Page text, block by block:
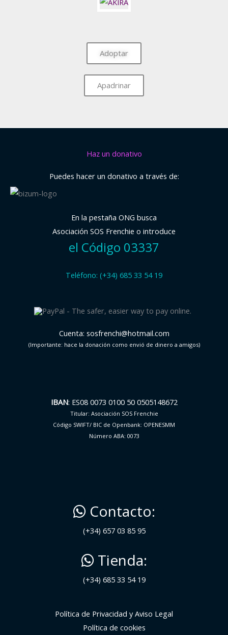
Adoptar
Apadrinar
Haz un donativo
Puedes hacer un donativo a través de:
En la pestaña ONG busca
Asociación SOS Frenchie o introduce
el Código 03337
Teléfono: (+34) 685 33 54 19
Cuenta: sosfrenchi@hotmail.com
(Importante: hace la donación como envió de dinero a amigos)
IBAN: ES08 0073 0100 50 0505148672
Titular: Asociación SOS Frenchie
Código SWIFT/ BIC de Openbank: OPENESMM
Número ABA: 0073
Contacto:
(+34) 657 03 85 95
Tienda:
(+34) 685 33 54 19
Política de Privacidad y Aviso Legal
Política de cookies